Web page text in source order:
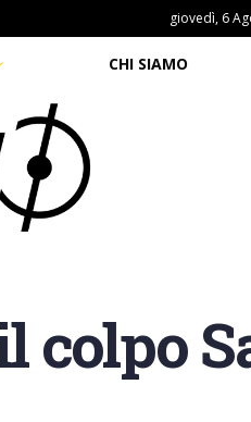
giovedì, 6
CHI SIAMO
colpo